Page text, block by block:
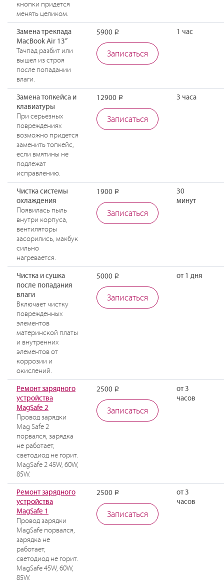
кнопки придется
менять целиком.
Замена трекпада
MacBook Air 13”
Тачпад разбит или
вышел из строя
после попадании
влаги.
5900 Р
Записаться
1 час
Замена топкейса и
клавиатуры
При серьезных
повреждениях
возможно придется
заменить топкейс,
если вмятины не
подлежат
исправлению.
12900 Р
Записаться
3 часа
Чистка системы
охлаждения
Появилась пыль
внутри корпуса,
вентиляторы
засорились, макбук
сильно
нагревается.
1900 Р
Записаться
30
минут
Чистка и сушка
после попадания
влаги
Включает чистку
поврежденных
элементов
материнской платы
и внутренних
элементов от
коррозии и
окислений.
5000 Р
Записаться
от 1 дня
Ремонт зарядного
устройства
MagSafe 2
Провод зарядки
Mag Safe 2
порвался, зарядка
не работает,
светодиод не горит.
MagSafe 2 45W, 60W,
85W.
2500 Р
Записаться
от 3
часов
Ремонт зарядного
устройства
MagSafe 1
Провод зарядки
MagSafe порвался,
зарядка не
работает,
светодиод не горит.
MagSafe 45W, 60W,
85W.
2500 Р
Записаться
от 3
часов